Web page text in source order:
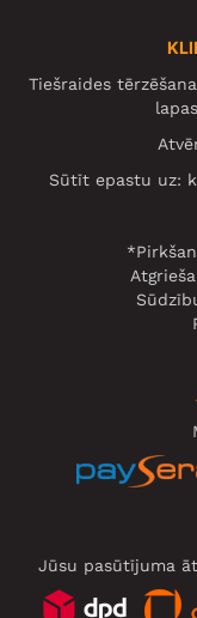
Tiešraides
Sūtīt epastu uz:
Jūsu pasūtījuma